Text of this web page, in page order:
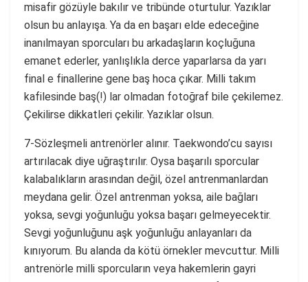
misafir gözüyle bakılır ve tribünde oturtulur. Yazıklar
olsun bu anlayışa. Ya da en başarı elde edeceğine
inanılmayan sporcuları bu arkadaşların koçluğuna
emanet ederler, yanlışlıkla derce yaparlarsa da yarı
final e finallerine gene baş hoca çıkar. Milli takım
kafilesinde baş(!) lar olmadan fotoğraf bile çekilemez.
Çekilirse dikkatleri çekilir. Yazıklar olsun.
7-Sözleşmeli antrenörler alınır. Taekwondo’cu sayısı
artırılacak diye uğraştırılır. Oysa başarılı sporcular
kalabalıkların arasından değil, özel antrenmanlardan
meydana gelir. Özel antrenman yoksa, aile bağları
yoksa, sevgi yoğunluğu yoksa başarı gelmeyecektir.
Sevgi yoğunluğunu aşk yoğunluğu anlayanları da
kınıyorum. Bu alanda da kötü örnekler mevcuttur. Milli
antrenörle milli sporcuların veya hakemlerin gayri